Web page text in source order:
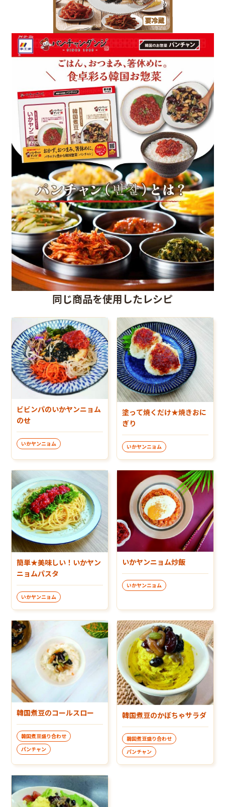
同じ商品を使用したレシピ
ビビンパのいかヤンニョム
のせ
いかヤンニョム
塗って焼くだけ★焼きおに
ぎり
いかヤンニョム
簡単★美味しい！いかヤン
ニョムパスタ
いかヤンニョム
いかヤンニョム炒飯
いかヤンニョム
韓国煮豆のコールスロー
韓国煮豆盛り合わせ
パンチャン
韓国煮豆のかぼちゃサラダ
韓国煮豆盛り合わせ
パンチャン